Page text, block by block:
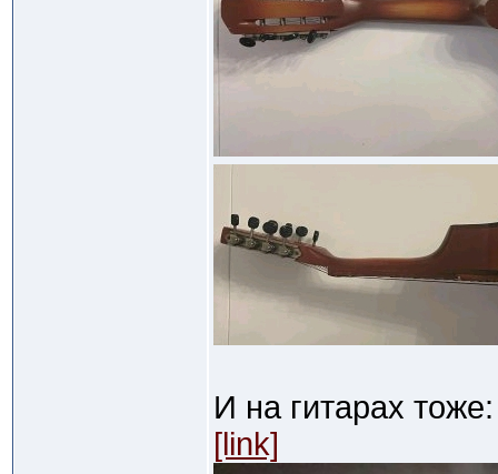
И на гитарах тоже:
[link]